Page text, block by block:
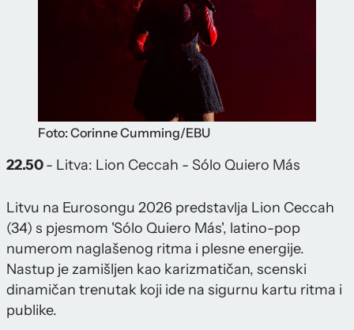
Foto: Corinne Cumming/EBU
22.50- Litva: Lion Ceccah - Sólo Quiero Más
Litvu na Eurosongu 2026 predstavlja Lion Ceccah
(34) s pjesmom 'Sólo Quiero Más', latino-pop
numerom naglašenog ritma i plesne energije.
Nastup je zamišljen kao karizmatičan, scenski
dinamičan trenutak koji ide na sigurnu kartu ritma i
publike.